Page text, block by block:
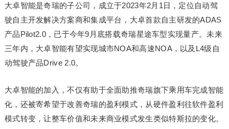
大卓智能是奇瑞的子公司，成立于2023年2月1日，定位自动驾
驶自主开发解决方案商和集成平台，大卓首款自主研发的ADAS
产品Pilot2.0，已于今年9月底搭载奇瑞星途车型实现量产。未来
三年内，大卓智能有望实现城市NOA和高速NOA，以及L4级自
动驾驶产品Drive 2.0。
大卓智能的加入，不仅有助于全面助推奇瑞旗下乘用车完成智能
化，还被寄希望于改善奇瑞的盈利模式，从硬件盈利往软件盈利
模式转变，让整车价值和未来商业模式发生类似特斯拉的变化。